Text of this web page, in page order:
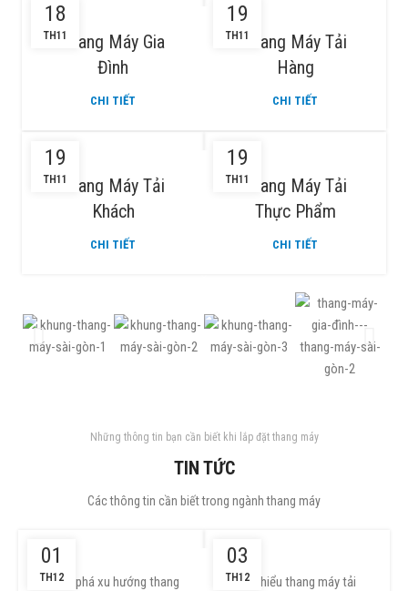
18
TH11Thang Máy Gia
Đình
CHI TIẾT
19
TH11Thang Máy Tải
Hàng
CHI TIẾT
19
TH11Thang Máy Tải
Khách
CHI TIẾT
19
TH11Thang Máy Tải
Thực Phẩm
CHI TIẾT
Những thông tin bạn cần biết khi lắp đặt thang máy
TIN TỨC
Các thông tin cần biết trong ngành thang máy
01
TH12
Khám phá xu hướng thang
03
TH12Tìm hiểu thang máy tải